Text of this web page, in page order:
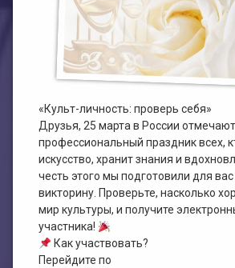
План работы филиала №1
План работы филиала №2
ЭЛЕКТРОННЫЙ КАТАЛОГ
«Культ-личность: проверь себя»
Друзья, 25 марта в России отмечают
профессиональный праздник всех,
искусство, хранит знания и
честь этого мы подготовили для
викторину. Проверьте, насколько
мир культуры, и получите
участника!
Как участвовать?
Перейдите по